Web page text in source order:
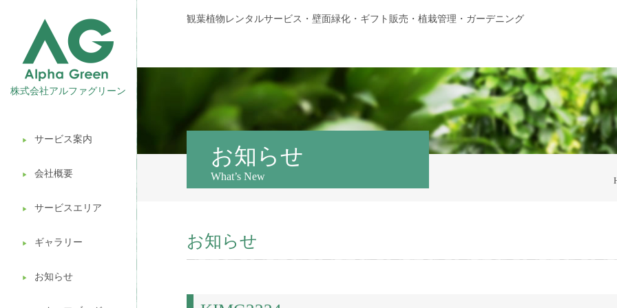
株式会社アルファグリーン
▶︎ サービス案内
▶︎ 会社概要
▶︎ サービスエリア
▶︎ ギャラリー
▶︎ お知らせ
観葉植物レンタル
壁面緑化
ギフト販売
造園ガーデニング
植木処分
観葉植物レンタルサービス・壁面緑化・ギフト販売・植栽管理・ガーデニング
お知らせ
What’s New
お知らせ